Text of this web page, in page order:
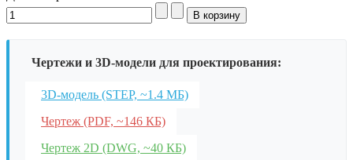
Чертежи и 3D-модели для проектирования:
3D-модель (STEP, ~1.4 МБ)
Чертеж (PDF, ~146 КБ)
Чертеж 2D (DWG, ~40 КБ)